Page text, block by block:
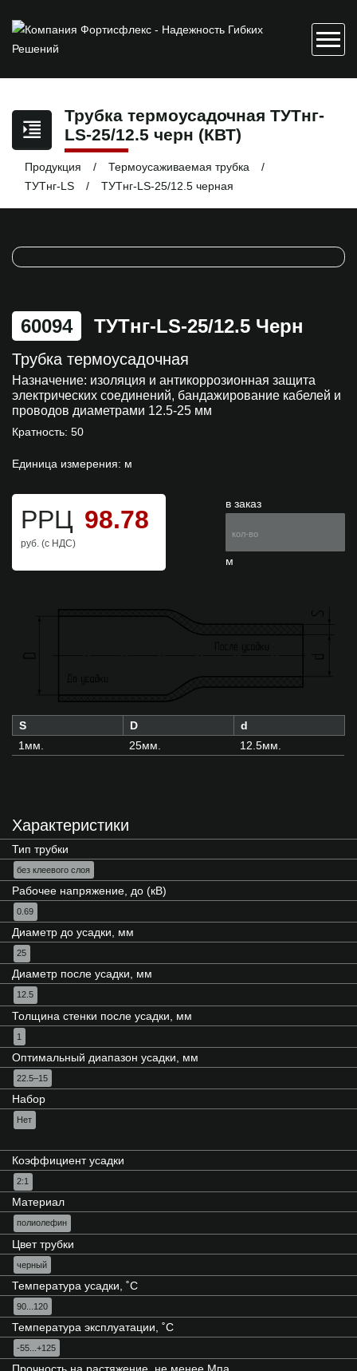
Трубка термоусадочная ТУТнг-
LS-25/12.5 черн (КВТ)
Продукция
Термоусаживаемая трубка
ТУТнг-LS
ТУТнг-LS-25/12.5 черная
60094 ТУТнг-LS-25/12.5 Черн
Трубка термоусадочная
Назначение: изоляция и антикоррозионная защита
электрических соединений, бандажирование кабелей и
проводов диаметрами 12.5-25 мм
Кратность: 50
Единица измерения: м
РРЦ
руб. (с НДС)
98.78
в заказ
м
S D
d
1мм.
25мм. 12.5мм.
Характеристики
Тип трубки
без клеевого слоя
Рабочее напряжение, до (кВ)
0.69
Диаметр до усадки, мм
25
Диаметр после усадки, мм
12.5
Толщина стенки после усадки, мм
1
Оптимальный диапазон усадки, мм
22.5–15
Набор
Нет
Коэффициент усадки
2:1
Материал
полиолефин
Цвет трубки
черный
Температура усадки, ˚С
90...120
Температура эксплуатации, ˚С
-55...+125